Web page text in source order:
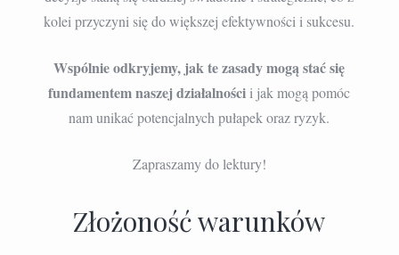
kolei przyczyni się do większej efektywności i sukcesu.
Wspólnie odkryjemy, jak te zasady mogą stać się
fundamentem naszej działalności i jak mogą pomóc
nam unikać potencjalnych pułapek oraz ryzyk.
Zapraszamy do lektury!
Złożoność warunków